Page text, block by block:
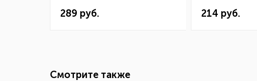
289 руб. 214 руб.
Смотрите также